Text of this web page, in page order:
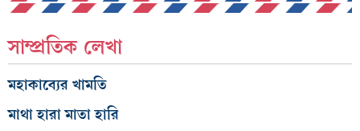
সাম্প্রতিক লেখা
মহাকাব্যের খামতি
মাথা হারা মাতা হারি